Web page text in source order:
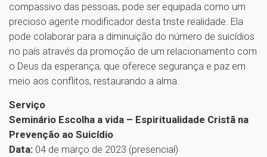
compassivo das pessoas, pode ser equipada como um
precioso agente modificador desta triste realidade. Ela
pode colaborar para a diminuição do número de suicídios
no país através da promoção de um relacionamento com
o Deus da esperança, que oferece segurança e paz em
meio aos conflitos, restaurando a alma.
Serviço
Seminário Escolha a vida – Espiritualidade Cristã na
Prevenção ao Suicídio
Data: 04 de março de 2023 (presencial)